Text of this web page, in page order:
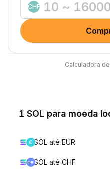
CHF
Calculadora
1 SOL para moeda
SOL até EUR
SOL até CHF